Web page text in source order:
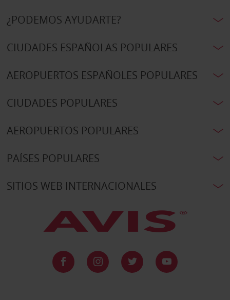
¿PODEMOS AYUDARTE?
CIUDADES ESPAÑOLAS POPULARES
AEROPUERTOS ESPAÑOLES POPULARES
CIUDADES POPULARES
AEROPUERTOS POPULARES
PAÍSES POPULARES
SITIOS WEB INTERNACIONALES